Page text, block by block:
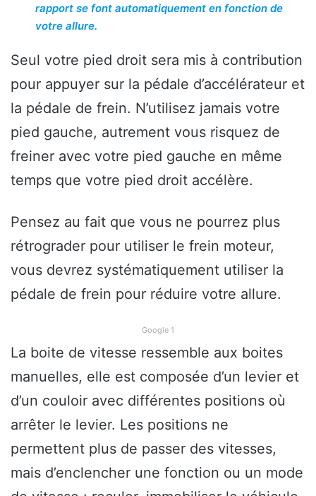
rapport se font automatiquement en fonction de
votre allure.
Seul votre pied droit sera mis à contribution
pour appuyer sur la pédale d’accélérateur et
la pédale de frein. N’utilisez jamais votre
pied gauche, autrement vous risquez de
freiner avec votre pied gauche en même
temps que votre pied droit accélère.
Pensez au fait que vous ne pourrez plus
rétrograder pour utiliser le frein moteur,
vous devrez systématiquement utiliser la
pédale de frein pour réduire votre allure.
Google 1
La boite de vitesse ressemble aux boites
manuelles, elle est composée d’un levier et
d’un couloir avec différentes positions où
arrêter le levier. Les positions ne
permettent plus de passer des vitesses,
mais d’enclencher une fonction ou un mode